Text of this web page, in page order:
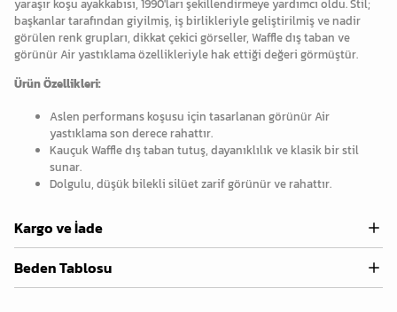
yaraşır koşu ayakkabısı, 1990'ları şekillendirmeye yardımcı oldu. Stil;
başkanlar tarafından giyilmiş, iş birlikleriyle geliştirilmiş ve nadir
görülen renk grupları, dikkat çekici görseller, Waffle dış taban ve
görünür Air yastıklama özellikleriyle hak ettiği değeri görmüştür.
Ürün Özellikleri:
Aslen performans koşusu için tasarlanan görünür Air
yastıklama son derece rahattır.
Kauçuk Waffle dış taban tutuş, dayanıklılık ve klasik bir stil
sunar.
Dolgulu, düşük bilekli silüet zarif görünür ve rahattır.
Kargo ve İade
Beden Tablosu